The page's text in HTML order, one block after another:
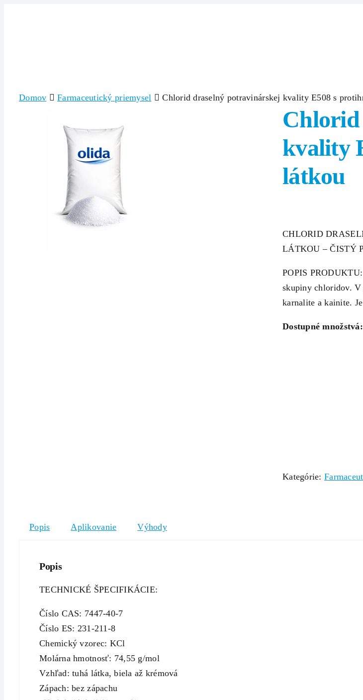
Domov Farmaceutický priemysel Chlorid draselný potravinárskej kvality E508 s
kvality
látkou
CHLORID
LÁTKOU – ČISTÝ
POPIS
skupiny chloridov.
karnalite a kainite.
Dostupné množstvá:
Kategórie:
Popis Aplikovanie Výhody
Popis
TECHNICKÉ ŠPECIFIKÁCIE:
Číslo CAS: 7447-40-7
Číslo ES: 231-211-8
Chemický vzorec: KCl
Molárna hmotnosť: 74,55 g/mol
Vzhľad: tuhá látka, biela až krémová
Zápach: bez zápachu